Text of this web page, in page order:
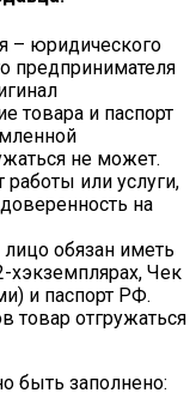
– юридического
предпринимателя
товара и паспорт
не может.
работы или услуги,
на
обязан иметь
хэкземплярах, Чек
и паспорт РФ.
товар отгружаться
быть заполнено: